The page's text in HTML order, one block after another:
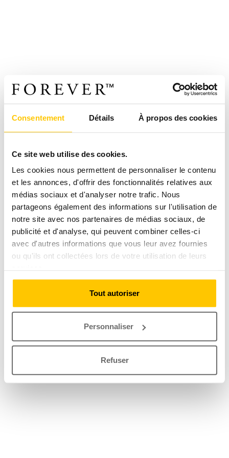
Consentement Détails À propos des cookies
Ce site web utilise des cookies.
Les cookies nous permettent de personnaliser le contenu
et les annonces, d'offrir des fonctionnalités relatives aux
médias sociaux et d'analyser notre trafic. Nous
partageons également des informations sur l'utilisation de
notre site avec nos partenaires de médias sociaux, de
publicité et d'analyse, qui peuvent combiner celles-ci
avec d'autres informations que vous leur avez fournies
ou qu'ils ont collectées lors de votre utilisation de leurs
Tout autoriser
Personnaliser
Refuser